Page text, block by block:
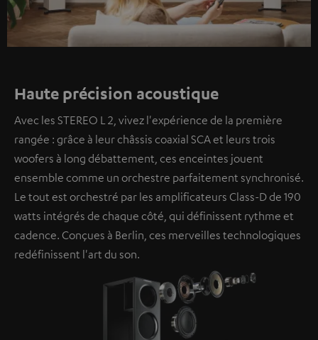
Haute précision acoustique
Avec les STEREO L 2, vivez l'expérience de la première
rangée : grâce à leur châssis coaxial SCA et leurs trois
woofers à long débattement, ces enceintes jouent
ensemble comme un orchestre parfaitement synchronisé.
Le tout est orchestré par les amplificateurs Class-D de 190
watts intégrés de chaque côté, qui définissent rythme et
cadence. Conçues à Berlin, ces merveilles technologiques
redéfinissent l'art du son.